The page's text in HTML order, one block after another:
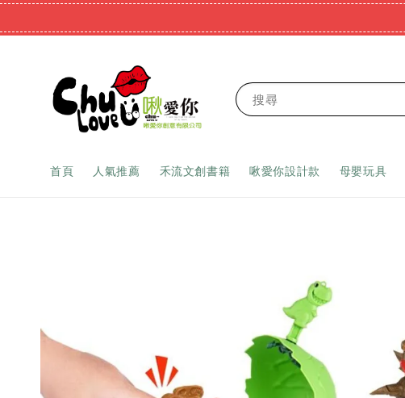
搜尋
首頁 人氣推薦 禾流文創書籍 啾愛你設計款 母嬰玩具